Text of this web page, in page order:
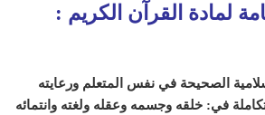
لمادة القرآن الكريم :
الصحيحة في نفس المتعلم ورعايته
في: خلقه وجسمه وعقله ولغته وانتمائه